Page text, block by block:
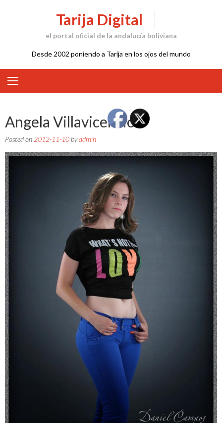
Tarija Digital
el portal oficial de la andalucía boliviana
Desde 2002 poniendo a Tarija en los ojos del mundo
Angela Villavicencio
Posted on 2012-11-10 byadmin